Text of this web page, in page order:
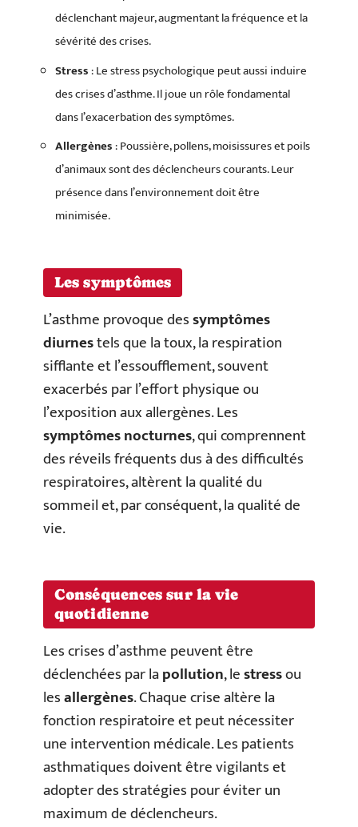
déclenchant majeur, augmentant la fréquence et la
sévérité des crises.
Stress: Le stress psychologique peut aussi induire
des crises d’asthme. Il joue un rôle fondamental
dans l’exacerbation des symptômes.
Allergènes: Poussière, pollens, moisissures et poils
d’animaux sont des déclencheurs courants. Leur
présence dans l’environnement doit être
minimisée.
Les symptômes
L’asthme provoque dessymptômes
diurnestels que la toux, la respiration
sifflante et l’essoufflement, souvent
exacerbés par l’effort physique ou
l’exposition aux allergènes. Les
symptômes nocturnes, qui comprennent
des réveils fréquents dus à des difficultés
respiratoires, altèrent la qualité du
sommeil et, par conséquent, la qualité de
vie.
Conséquences sur la vie
quotidienne
Les crises d’asthme peuvent être
déclenchées par lapollution, lestressou
lesallergènes. Chaque crise altère la
fonction respiratoire et peut nécessiter
une intervention médicale. Les patients
asthmatiques doivent être vigilants et
adopter des stratégies pour éviter un
maximum de déclencheurs.